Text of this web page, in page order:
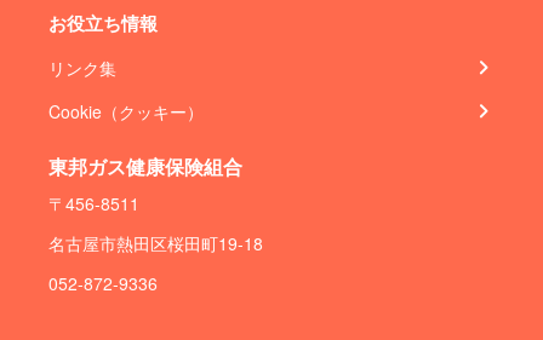
お役立ち情報
リンク集
Cookie（クッキー）
東邦ガス健康保険組合
〒456-8511
名古屋市熱田区桜田町19-18
052-872-9336